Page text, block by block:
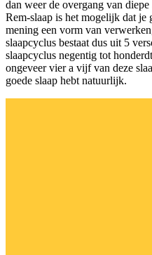
dan weer de overgang van
Rem-slaap is het mogelijk dat je
mening een vorm van
slaapcyclus bestaat dus uit 5
slaapcyclus negentig tot
ongeveer vier a vijf van deze
goede slaap hebt natuurlijk.